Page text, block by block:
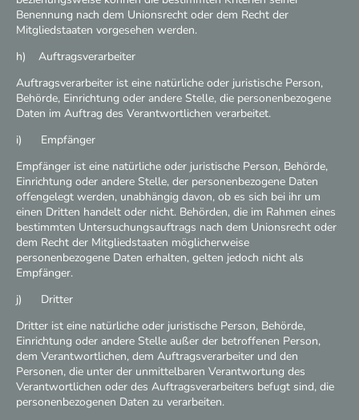
Benennung nach dem Unionsrecht oder dem Recht der
Mitgliedstaaten vorgesehen werden.
h) Auftragsverarbeiter
Auftragsverarbeiter ist eine natürliche oder juristische Person,
Behörde, Einrichtung oder andere Stelle, die personenbezogene
Daten im Auftrag des Verantwortlichen verarbeitet.
i) Empfänger
Empfänger ist eine natürliche oder juristische Person, Behörde,
Einrichtung oder andere Stelle, der personenbezogene Daten
offengelegt werden, unabhängig davon, ob es sich bei ihr um
einen Dritten handelt oder nicht. Behörden, die im Rahmen eines
bestimmten Untersuchungsauftrags nach dem Unionsrecht oder
dem Recht der Mitgliedstaaten möglicherweise
personenbezogene Daten erhalten, gelten jedoch nicht als
Empfänger.
j) Dritter
Dritter ist eine natürliche oder juristische Person, Behörde,
Einrichtung oder andere Stelle außer der betroffenen Person,
dem Verantwortlichen, dem Auftragsverarbeiter und den
Personen, die unter der unmittelbaren Verantwortung des
Verantwortlichen oder des Auftragsverarbeiters befugt sind, die
personenbezogenen Daten zu verarbeiten.